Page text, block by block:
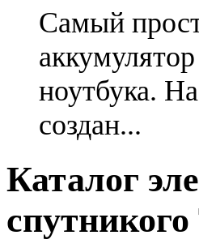
Самый
ноутбука.
создан...
Каталог